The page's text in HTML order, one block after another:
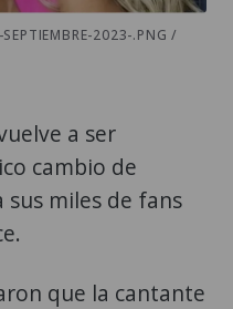
2023-.PNG /
a ser
cambio de
miles de fans
que la cantante